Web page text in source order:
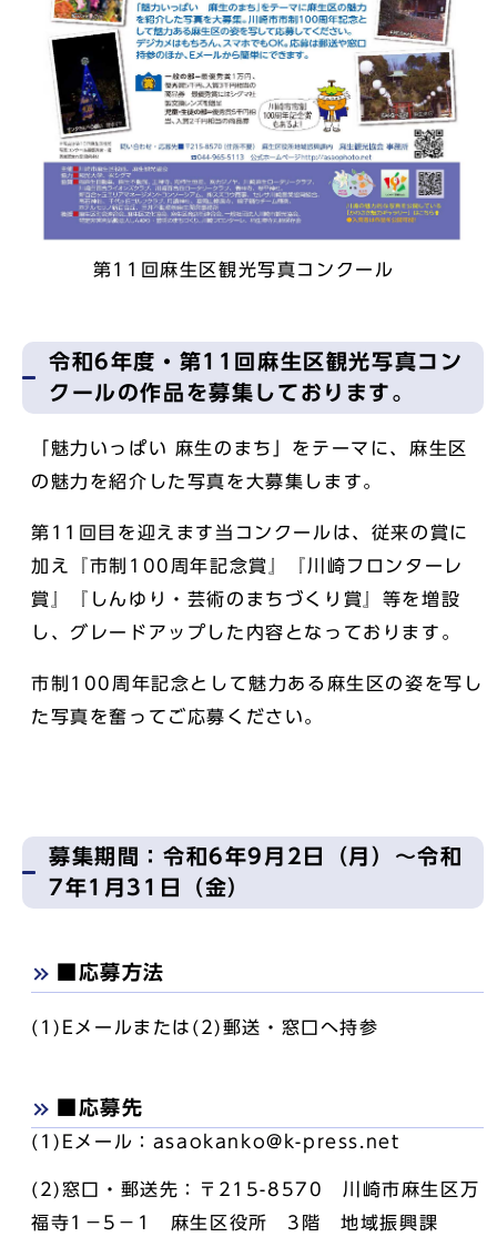
第11回麻生区観光写真コンクール
令和6年度・第11回麻生区観光写真コン
クールの作品を募集しております。
「魅力いっぱい 麻生のまち」をテーマに、麻生区
の魅力を紹介した写真を大募集します。
第11回目を迎えます当コンクールは、従来の賞に
加え『市制100周年記念賞』『川崎フロンターレ
賞』『しんゆり・芸術のまちづくり賞』等を増設
し、グレードアップした内容となっております。
市制100周年記念として魅力ある麻生区の姿を写し
た写真を奮ってご応募ください。
募集期間：令和6年9月2日（月）～令和
7年1月31日（金）
■応募方法
(1)Eメールまたは(2)郵送・窓口へ持参
■応募先
(1)Eメール：asaokanko@k-press.net
(2)窓口・郵送先：〒215-8570 川崎市麻生区万
福寺1－5－1 麻生区役所 3階 地域振興課